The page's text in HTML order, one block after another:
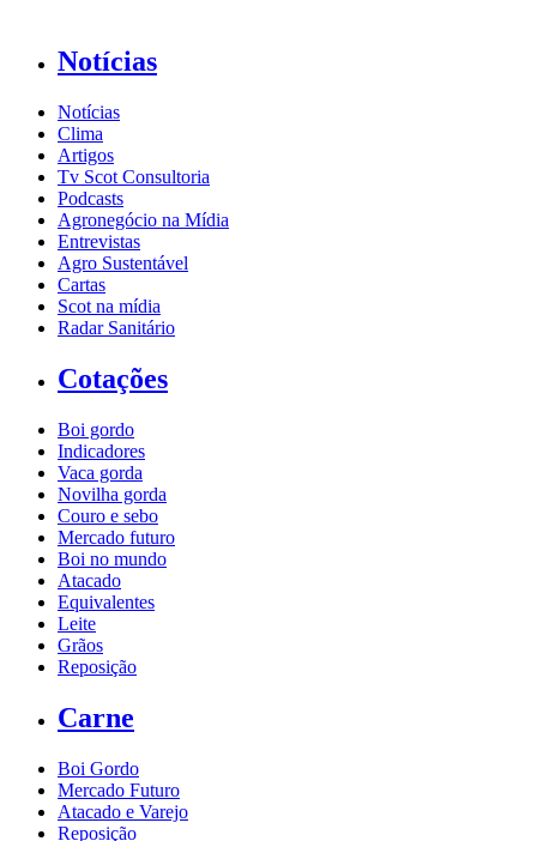
Notícias
Notícias
Clima
Artigos
Tv Scot Consultoria
Podcasts
Agronegócio na Mídia
Entrevistas
Agro Sustentável
Cartas
Scot na mídia
Radar Sanitário
Cotações
Boi gordo
Indicadores
Vaca gorda
Novilha gorda
Couro e sebo
Mercado futuro
Boi no mundo
Atacado
Equivalentes
Leite
Grãos
Reposição
Carne
Boi Gordo
Mercado Futuro
Atacado e Varejo
Reposição